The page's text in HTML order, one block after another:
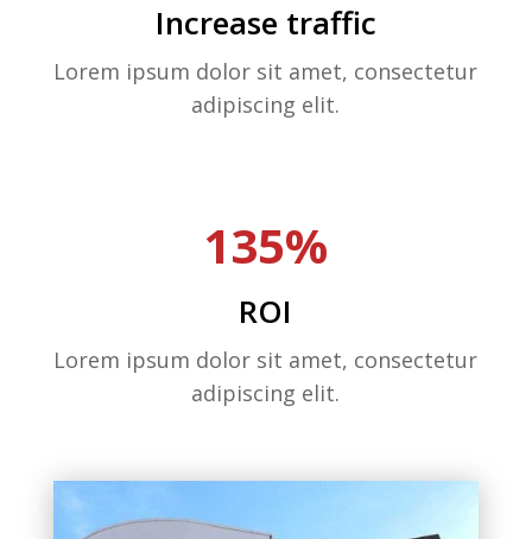
Increase traffic
Lorem ipsum dolor sit amet, consectetur
adipiscing elit.
135%
ROI
Lorem ipsum dolor sit amet, consectetur
adipiscing elit.